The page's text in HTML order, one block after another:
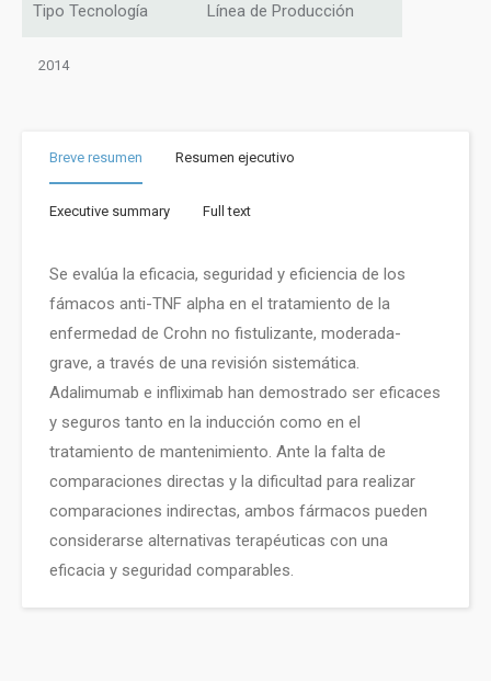
Tipo Tecnología Línea de Producción
2014
Breve resumen Resumen ejecutivo
Executive summary Full text
Se evalúa la eficacia, seguridad y eficiencia de los
fámacos anti-TNF alpha en el tratamiento de la
enfermedad de Crohn no fistulizante, moderada-
grave, a través de una revisión sistemática.
Adalimumab e infliximab han demostrado ser eficaces
y seguros tanto en la inducción como en el
tratamiento de mantenimiento. Ante la falta de
comparaciones directas y la dificultad para realizar
comparaciones indirectas, ambos fármacos pueden
considerarse alternativas terapéuticas con una
eficacia y seguridad comparables.